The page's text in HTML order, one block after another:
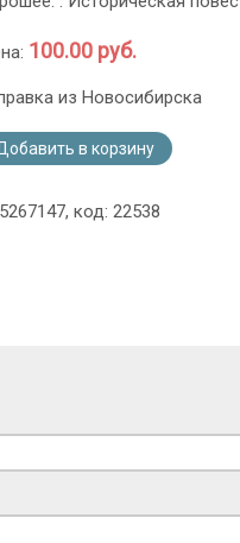
100.00 руб.
из Новосибирска
в корзину
код: 22538